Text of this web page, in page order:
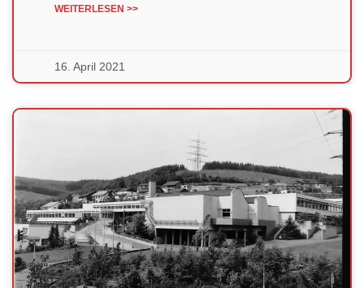
WEITERLESEN >>
16. April 2021